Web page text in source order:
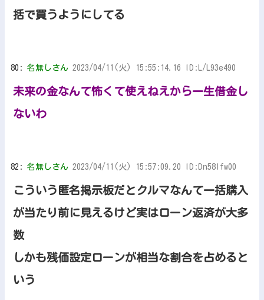
括で買うようにしてる
80: 名無しさん 2023/04/11(火) 15:55:14.16 ID:L/L93e490
未来の金なんて怖くて使えねえから一生借金し
ないわ
82: 名無しさん 2023/04/11(火) 15:57:09.20 ID:Dn58Ifw00
こういう匿名掲示板だとクルマなんて一括購入
が当たり前に見えるけど実はローン返済が大多
数
しかも残価設定ローンが相当な割合を占めると
いう